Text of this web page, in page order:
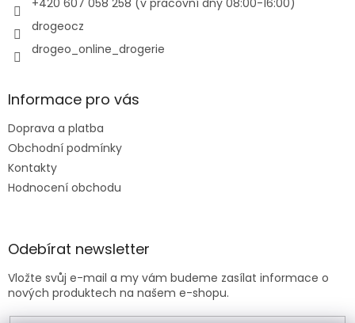
drogeocz
drogeo_online_drogerie
Informace pro vás
Doprava a platba
Obchodní podmínky
Kontakty
Hodnocení obchodu
Odebírat newsletter
Vložte svůj e-mail a my vám budeme zasílat informace o
nových produktech na našem e-shopu.